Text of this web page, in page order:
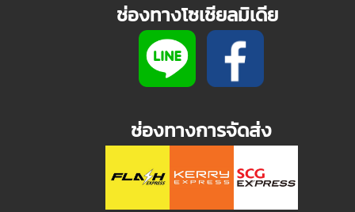
ช่องทางโซเชียลมิเดีย
ช่องทางการจัดส่ง